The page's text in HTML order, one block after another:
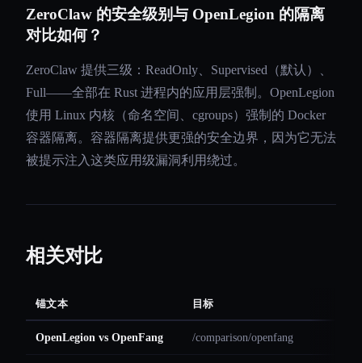
ZeroClaw 的安全级别与 OpenLegion 的隔离
对比如何？
ZeroClaw 提供三级：ReadOnly、Supervised（默认）、
Full——全部在 Rust 进程内的应用层强制。OpenLegion
使用 Linux 内核（命名空间、cgroups）强制的 Docker
容器隔离。容器隔离提供更强的安全边界，因为它无法
被提示注入这类应用级漏洞利用绕过。
相关对比
锚文本 目标
OpenLegion vs OpenFang /comparison/openfang